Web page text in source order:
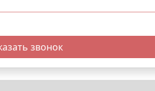
звонок